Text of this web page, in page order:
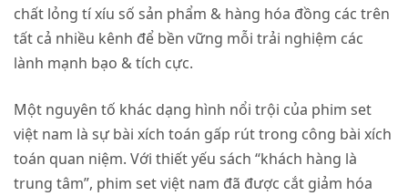
chất lỏng tí xíu số sản phẩm & hàng hóa đồng các trên
tất cả nhiều kênh để bền vững mỗi trải nghiệm các
lành mạnh bạo & tích cực.
Một nguyên tố khác dạng hình nổi trội của phim set
việt nam là sự bài xích toán gấp rút trong công bài xích
toán quan niệm. Với thiết yếu sách “khách hàng là
trung tâm”, phim set việt nam đã được cắt giảm hóa